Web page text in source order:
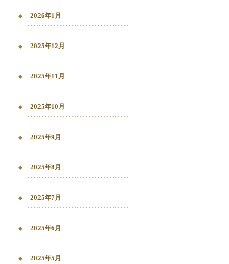
2026年1月
2025年12月
2025年11月
2025年10月
2025年9月
2025年8月
2025年7月
2025年6月
2025年5月